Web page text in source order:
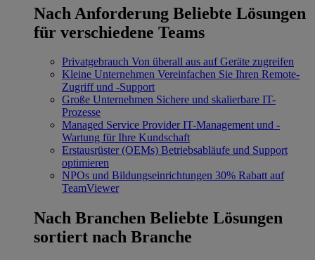
Nach Anforderung Beliebte Lösungen
für verschiedene Teams
Privatgebrauch Von überall aus auf Geräte zugreifen
Kleine Unternehmen Vereinfachen Sie Ihren Remote-
Zugriff und -Support
Große Unternehmen Sichere und skalierbare IT-
Prozesse
Managed Service Provider IT-Management und -
Wartung für Ihre Kundschaft
Erstausrüster (OEMs) Betriebsabläufe und Support
optimieren
NPOs und Bildungseinrichtungen 30% Rabatt auf
TeamViewer
Nach Branchen Beliebte Lösungen
sortiert nach Branche